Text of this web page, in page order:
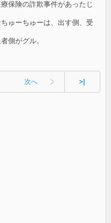
保険の詐欺事件があったじ
ゅーちゅーは、出す側、受
側がグル。
次へ >|